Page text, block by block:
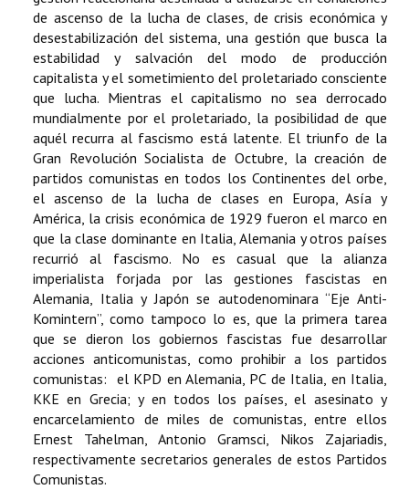
de ascenso de la lucha de clases, de crisis económica y
desestabilización del sistema, una gestión que busca la
estabilidad y salvación del modo de producción
capitalista y el sometimiento del proletariado consciente
que lucha. Mientras el capitalismo no sea derrocado
mundialmente por el proletariado, la posibilidad de que
aquél recurra al fascismo está latente. El triunfo de la
Gran Revolución Socialista de Octubre, la creación de
partidos comunistas en todos los Continentes del orbe,
el ascenso de la lucha de clases en Europa, Asía y
América, la crisis económica de 1929 fueron el marco en
que la clase dominante en Italia, Alemania y otros países
recurrió al fascismo. No es casual que la alianza
imperialista forjada por las gestiones fascistas en
Alemania, Italia y Japón se autodenominara “Eje Anti-
Komintern”, como tampoco lo es, que la primera tarea
que se dieron los gobiernos fascistas fue desarrollar
acciones anticomunistas, como prohibir a los partidos
comunistas: el KPD en Alemania, PC de Italia, en Italia,
KKE en Grecia; y en todos los países, el asesinato y
encarcelamiento de miles de comunistas, entre ellos
Ernest Tahelman, Antonio Gramsci, Nikos Zajariadis,
respectivamente secretarios generales de estos Partidos
Comunistas.